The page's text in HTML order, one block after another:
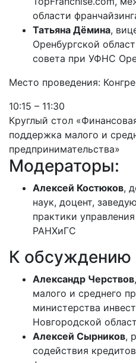
области
Татьяна Дёмина,
Оренбургской
совета при УФНС
Место проведения:
10:15 – 11:30
Круглый стол
поддержка малого и
предпринимательства»
Модераторы:
Алексей Костюков,
наук, доцент,
практики
РАНХиГС
К обсуждению
Александр Черствов
малого и среднего
министерства
Новгородской
Алексей Сырников,
содействия